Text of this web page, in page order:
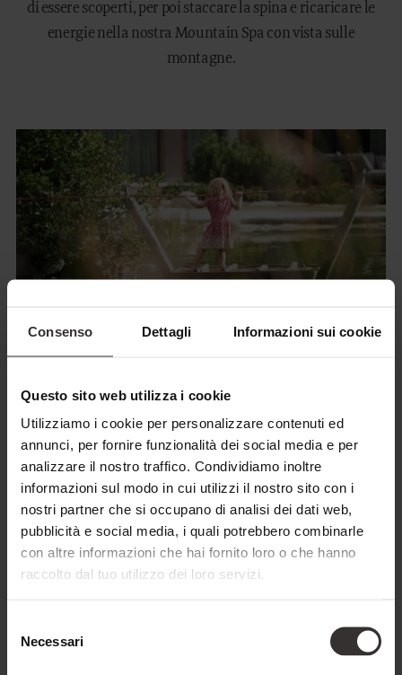
Consenso Dettagli Informazioni sui cookie
Questo sito web utilizza i cookie
Utilizziamo i cookie per personalizzare contenuti ed
annunci, per fornire funzionalità dei social media e per
analizzare il nostro traffico. Condividiamo inoltre
informazioni sul modo in cui utilizzi il nostro sito con i
nostri partner che si occupano di analisi dei dati web,
pubblicità e social media, i quali potrebbero combinarle
con altre informazioni che hai fornito loro o che hanno
raccolto dal tuo utilizzo dei loro servizi.
delNecessari
di essere scoperti, per poi staccare la spina e ricaricare le
energie nella nostra Mountain Spa con vista sulle
montagne.